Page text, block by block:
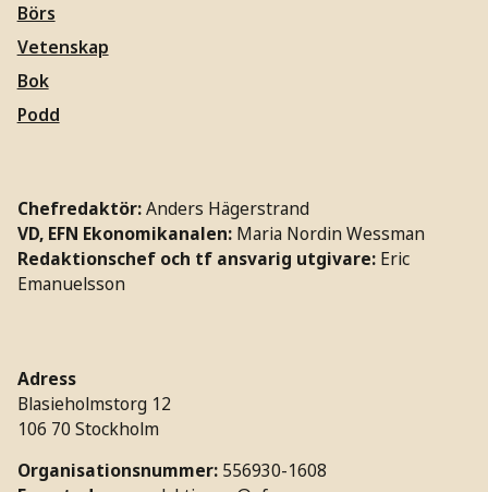
Börs
Vetenskap
Bok
Podd
Chefredaktör:Anders Hägerstrand
VD, EFN Ekonomikanalen: Maria Nordin Wessman
Redaktionschef och tf ansvarig utgivare: Eric
Emanuelsson
Adress
Blasieholmstorg 12
106 70 Stockholm
Organisationsnummer: 556930-1608